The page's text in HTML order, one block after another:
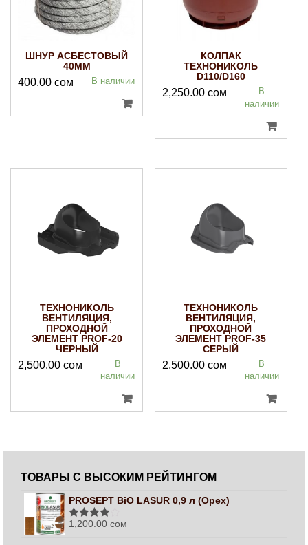
ШНУР АСБЕСТОВЫЙ
40ММ
400.00 сом В наличии
КОЛПАК
ТЕХНОНИКОЛЬ
D110/D160
2,250.00 сом
В
наличии
ТЕХНОНИКОЛЬ
ВЕНТИЛЯЦИЯ,
ПРОХОДНОЙ
ЭЛЕМЕНТ PROF-20
ЧЕРНЫЙ
2,500.00 сом
В
наличии
ТЕХНОНИКОЛЬ
ВЕНТИЛЯЦИЯ,
ПРОХОДНОЙ
ЭЛЕМЕНТ PROF-35
СЕРЫЙ
2,500.00 сом
В
наличии
ТОВАРЫ С ВЫСОКИМ РЕЙТИНГОМ
PROSEPT BiO LASUR 0,9 л (Орех)
Оценка
1,200.00 сом